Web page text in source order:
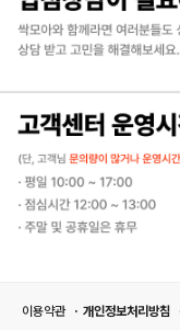
이용약관 개인정보처리방침